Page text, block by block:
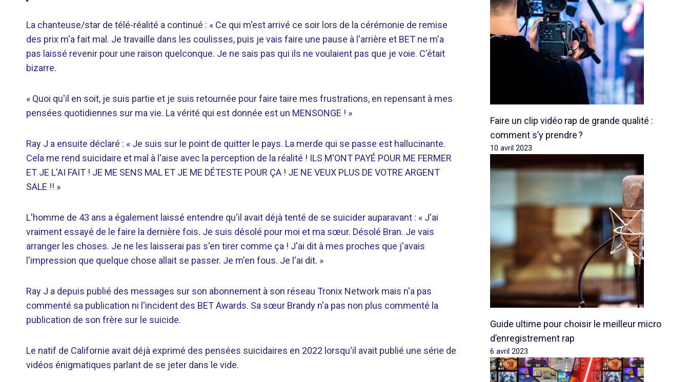
La chanteuse/star de télé-réalité a continué : « Ce qui m'est arrivé ce soir lors de la cérémonie de remise
des prix m'a fait mal. Je travaille dans les coulisses, puis je vais faire une pause à l'arrière et BET ne m'a
pas laissé revenir pour une raison quelconque. Je ne sais pas qui ils ne voulaient pas que je voie. C'était
bizarre.
« Quoi qu'il en soit, je suis partie et je suis retournée pour faire taire mes frustrations, en repensant à mes
pensées quotidiennes sur ma vie. La vérité qui est donnée est un MENSONGE ! »
Ray J a ensuite déclaré : « Je suis sur le point de quitter le pays. La merde qui se passe est hallucinante.
Cela me rend suicidaire et mal à l'aise avec la perception de la réalité ! ILS M'ONT PAYÉ POUR ME FERMER
ET JE L'AI FAIT ! JE ME SENS MAL ET JE ME DÉTESTE POUR ÇA ! JE NE VEUX PLUS DE VOTRE ARGENT
SALE !! »
L'homme de 43 ans a également laissé entendre qu'il avait déjà tenté de se suicider auparavant : « J'ai
vraiment essayé de le faire la dernière fois. Je suis désolé pour moi et ma sœur. Désolé Bran. Je vais
arranger les choses. Je ne les laisserai pas s'en tirer comme ça ! J'ai dit à mes proches que j'avais
l'impression que quelque chose allait se passer. Je m'en fous. Je l'ai dit. »
Ray J a depuis publié des messages sur son abonnement à son réseau Tronix Network mais n'a pas
commenté sa publication ni l'incident des BET Awards. Sa sœur Brandy n'a pas non plus commenté la
publication de son frère sur le suicide.
Le natif de Californie avait déjà exprimé des pensées suicidaires en 2022 lorsqu'il avait publié une série de
vidéos énigmatiques parlant de se jeter dans le vide.
Faire un clip vidéo rap de grande qualité :
comment s’y prendre ?
10 avril 2023
Guide ultime pour choisir le meilleur micro
d’enregistrement rap
6 avril 2023